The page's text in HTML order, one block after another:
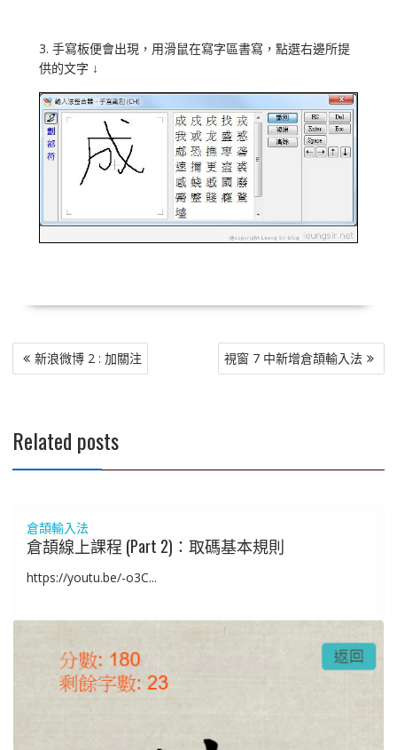
3. 手寫板便會出現，用滑鼠在寫字區書寫，點選右邊所提
供的文字 ↓
文
章
新浪微博 2 : 加關注 視窗 7 中新增倉頡輸入法
Related posts
倉頡輸入法
倉頡線上課程 (Part 2)：取碼基本規則
https://youtu.be/-o3C...